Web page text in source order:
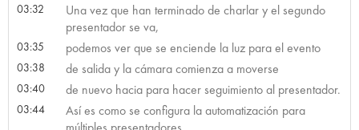
03:32
Una vez que han terminado de charlar y el segundo
presentador se va,
03:35 podemos ver que se enciende la luz para el evento
03:38 de salida y la cámara comienza a moverse
03:40 de nuevo hacia para hacer seguimiento al presentador.
03:44
Así es como se configura la automatización para